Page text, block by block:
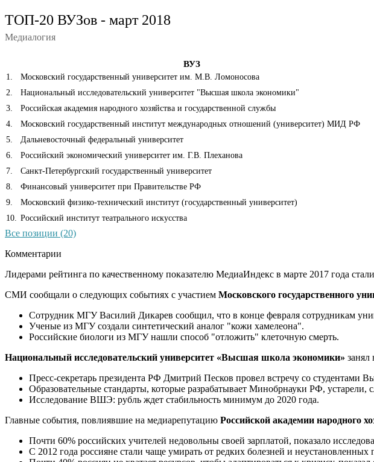
ТОП-20 ВУЗов - март 2018
Медиалогия
ВУЗ
1 Московский государственный университет им. М.В. Ломоносова
2
Национальный исследовательский университет "Высшая школа экономики"
3
Российская академия народного хозяйства и государственной службы
4
Московский государственный институт международных отношений (университет) МИД РФ
5
Дальневосточный федеральный университет
6
Российский экономический университет им. Г.В. Плеханова
7
Санкт-Петербургский государственный университет
8
Финансовый университет при Правительстве РФ
9
Московский физико-технический институт (государственный университет)
10
Российский институт театрального искусства
Все позиции (20)
Комментарии
Лидерами рейтинга по качественному показателю МедиаИндекс в марте 2017 года стали
СМИ сообщали о следующих событиях с участием Московского государственного
Сотрудник МГУ Василий Дикарев сообщил, что в конце февраля сотрудникам
Ученые из МГУ создали синтетический аналог "кожи хамелеона".
Российские биологи из МГУ нашли способ "отложить" клеточную смерть.
Национальный исследовательский университет «Высшая школа экономики»
Пресс-секретарь президента РФ Дмитрий Песков провел встречу со студентами
Образовательные стандарты, которые разрабатывает Минобрнауки РФ,
Исследование ВШЭ: рубль ждет стабильность минимум до 2020 года.
Главные события, повлиявшие на медиарепутацию Российской академии народного
Почти 60% российских учителей недовольны своей зарплатой, показало
С 2012 года россияне стали чаще умирать от редких болезней и